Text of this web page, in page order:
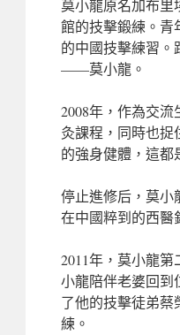
莫小龍原名加布里
館的技擊鍛練。青
的中國技擊練習。
——莫小龍。
2008年，作為交
灸課程，同時也
的強身健體，這都
停止進修后，莫小
在中國粹到的西醫
2011年，莫小龍
小龍陪伴老婆回到
了他的技擊徒弟
練。